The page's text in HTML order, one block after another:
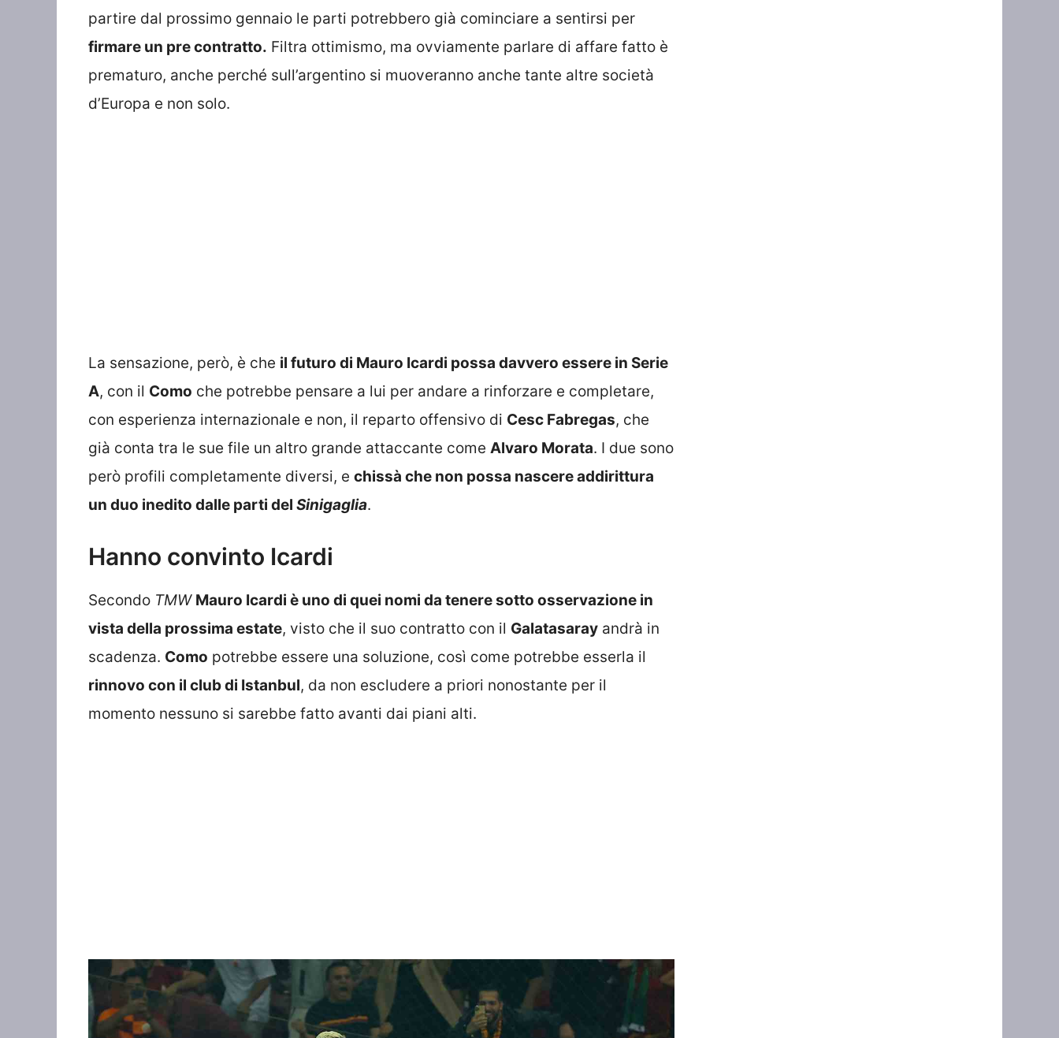
partire dal prossimo gennaio le parti potrebbero già cominciare a sentirsi per
firmare un pre contratto. Filtra ottimismo, ma ovviamente parlare di affare fatto è
prematuro, anche perché sull’argentino si muoveranno anche tante altre società
d’Europa e non solo.
La sensazione, però, è che il futuro di Mauro Icardi possa davvero essere in Serie
A, con il Como che potrebbe pensare a lui per andare a rinforzare e completare,
con esperienza internazionale e non, il reparto offensivo di Cesc Fabregas, che
già conta tra le sue file un altro grande attaccante come Alvaro Morata. I due sono
però profili completamente diversi, e chissà che non possa nascere addirittura
un duo inedito dalle parti del Sinigaglia.
Hanno convinto Icardi
Secondo TMW Mauro Icardi è uno di quei nomi da tenere sotto osservazione in
vista della prossima estate, visto che il suo contratto con il Galatasaray andrà in
scadenza. Como potrebbe essere una soluzione, così come potrebbe esserla il
rinnovo con il club di Istanbul, da non escludere a priori nonostante per il
momento nessuno si sarebbe fatto avanti dai piani alti.